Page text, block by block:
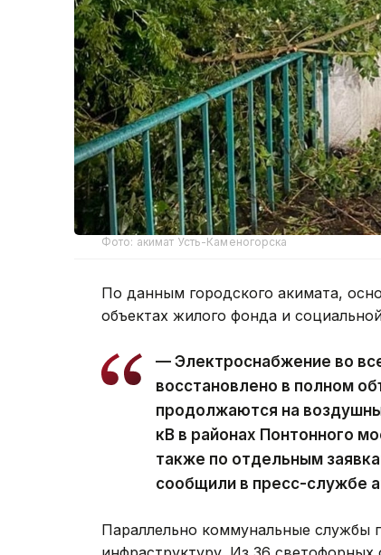
Фото: акимат Усть-Каменогорска
По данным городского акимата,
объектах жилого фонда и
— Электроснабжение во
восстановлено в полном
продолжаются на
кВ в районах Понтонного
также по отдельным
сообщили в пресс-службе
Параллельно коммунальные